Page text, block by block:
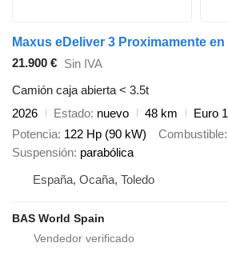
21.900 € Sin IVA
Camión caja abierta < 3.5t
2026
Estado nuevo 48 km
Euro 1
Potencia 122 Hp (90 kW) Combustible
Suspensión parabólica
España, Ocaña, Toledo
BAS World Spain